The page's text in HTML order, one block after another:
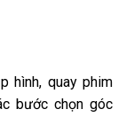
hình, quay phim
bước chọn góc